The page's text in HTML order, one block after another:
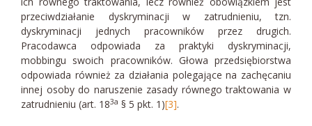
przeciwdziałanie dyskryminacji w zatrudnieniu, tzn.
dyskryminacji jednych pracowników przez drugich.
Pracodawca odpowiada za praktyki dyskryminacji,
mobbingu swoich pracowników. Głowa przedsiębiorstwa
odpowiada również za działania polegające na zachęcaniu
innej osoby do naruszenie zasady równego traktowania w
zatrudnieniu (art. 183a § 5 pkt. 1)[3].